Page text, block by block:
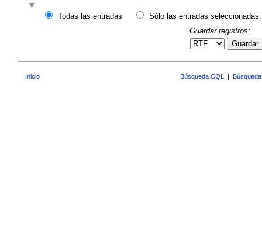
Todas las entradas
Sólo las entradas seleccionadas:
Guardar registros:
Guardar
Inicio Búsqueda CQL